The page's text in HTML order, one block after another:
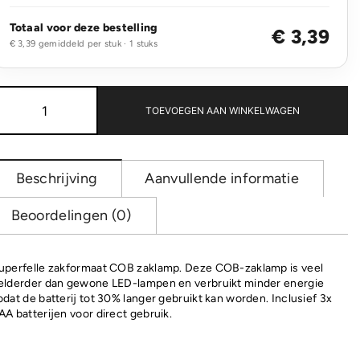
Totaal voor deze bestelling
€ 3,39 gemiddeld per stuk · 1 stuks € 3,39
zaklamp
TOEVOEGEN AAN WINKELWAGEN
Beschrijving Aanvullende informatie
Beoordelingen (0)
zakformaat COB zaklamp. Deze COB-zaklamp is veel
dan gewone LED-lampen en verbruikt minder energie
de batterij tot 30% langer gebruikt kan worden. Inclusief 3x
batterijen voor direct gebruik.